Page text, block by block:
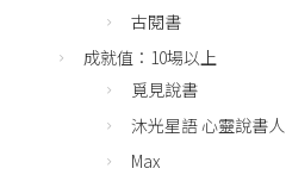
古閱書
成就值：10場以上
覓見說書
沐光星語 心靈說書人
Max